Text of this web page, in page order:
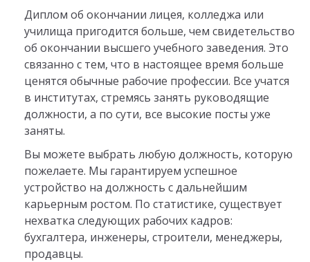
Диплом об окончании лицея, колледжа или
училища пригодится больше, чем свидетельство
об окончании высшего учебного заведения. Это
связанно с тем, что в настоящее время больше
ценятся обычные рабочие профессии. Все учатся
в институтах, стремясь занять руководящие
должности, а по сути, все высокие посты уже
заняты.
Вы можете выбрать любую должность, которую
пожелаете. Мы гарантируем успешное
устройство на должность с дальнейшим
карьерным ростом. По статистике, существует
нехватка следующих рабочих кадров:
бухгалтера, инженеры, строители, менеджеры,
продавцы.